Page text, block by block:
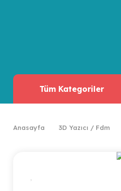
Tüm Kategoriler
Anasayfa 3D Yazıcı / Fdm